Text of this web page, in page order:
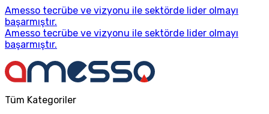
Amesso tecrübe ve vizyonu ile sektörde lider olmayı
başarmıştır.
Amesso tecrübe ve vizyonu ile sektörde lider olmayı
başarmıştır.
Tüm Kategoriler